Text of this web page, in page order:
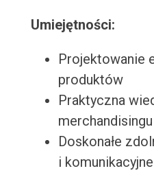
Umiejętności:
Projektowanie
produktów
Praktyczna
merchandisingu
Doskonałe
i komunikacyjne